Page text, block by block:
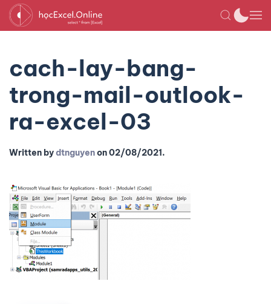
cach-lay-bang-
trong-mail-outlook-
ra-excel-03
Written bydtnguyenon02/08/2021.